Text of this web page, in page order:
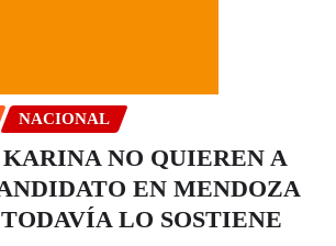
NACIONAL
NO QUIEREN A
EN MENDOZA
LO SOSTIENE